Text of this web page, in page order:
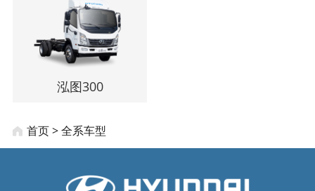
泓图300
首页>全系车型